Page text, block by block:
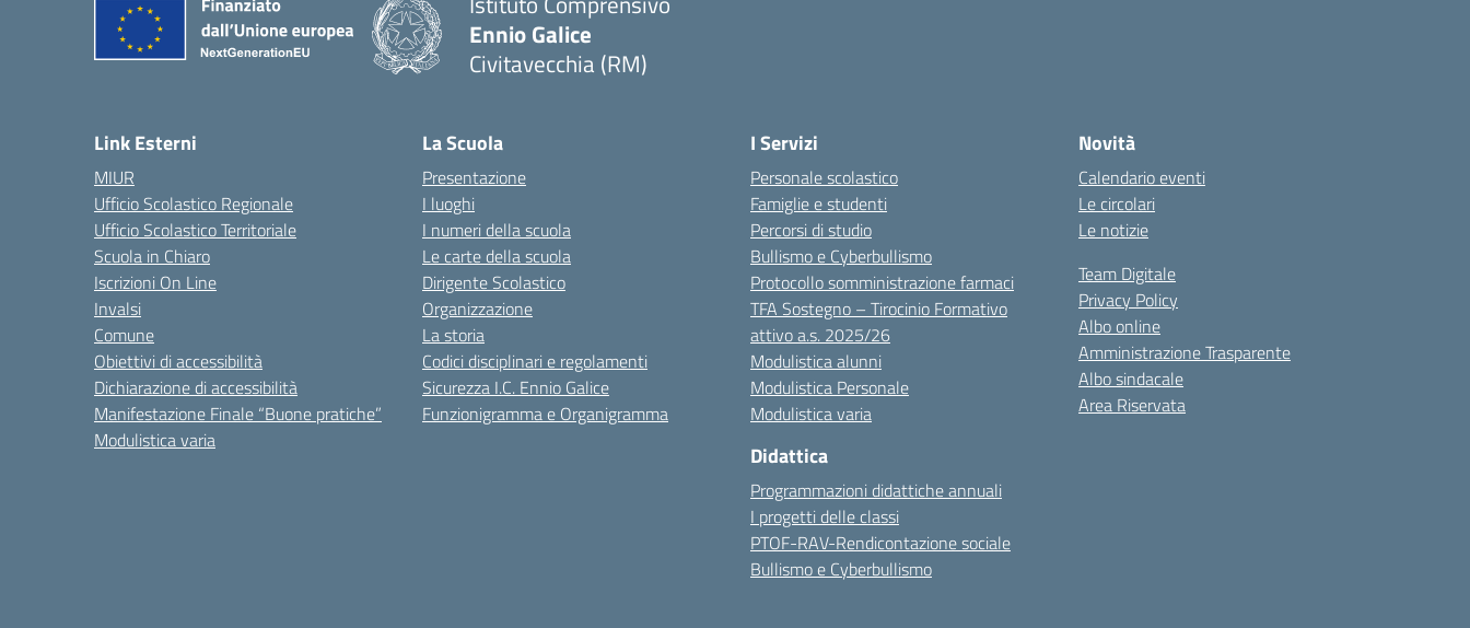
Ennio Galice
Civitavecchia (RM)
Link Esterni
MIUR
Ufficio Scolastico Regionale
Ufficio Scolastico Territoriale
Scuola in Chiaro
Iscrizioni On Line
Invalsi
Comune
Obiettivi di accessibilità
Dichiarazione di accessibilità
Manifestazione Finale “Buone pratiche”
Modulistica varia
La Scuola
Presentazione
I luoghi
I numeri della scuola
Le carte della scuola
Dirigente Scolastico
Organizzazione
La storia
Codici disciplinari e regolamenti
Sicurezza I.C. Ennio Galice
Funzionigramma e Organigramma
I Servizi
Personale scolastico
Famiglie e studenti
Percorsi di studio
Bullismo e Cyberbullismo
Protocollo somministrazione farmaci
TFA Sostegno – Tirocinio Formativo
attivo a.s. 2025/26
Modulistica alunni
Modulistica Personale
Modulistica varia
Didattica
Programmazioni didattiche annuali
I progetti delle classi
PTOF-RAV-Rendicontazione sociale
Bullismo e Cyberbullismo
Novità
Calendario eventi
Le circolari
Le notizie
Team Digitale
Privacy Policy
Albo online
Amministrazione Trasparente
Albo sindacale
Area Riservata